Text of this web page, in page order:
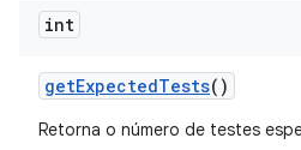
int
getExpectedTests()
Retorna o número de testes